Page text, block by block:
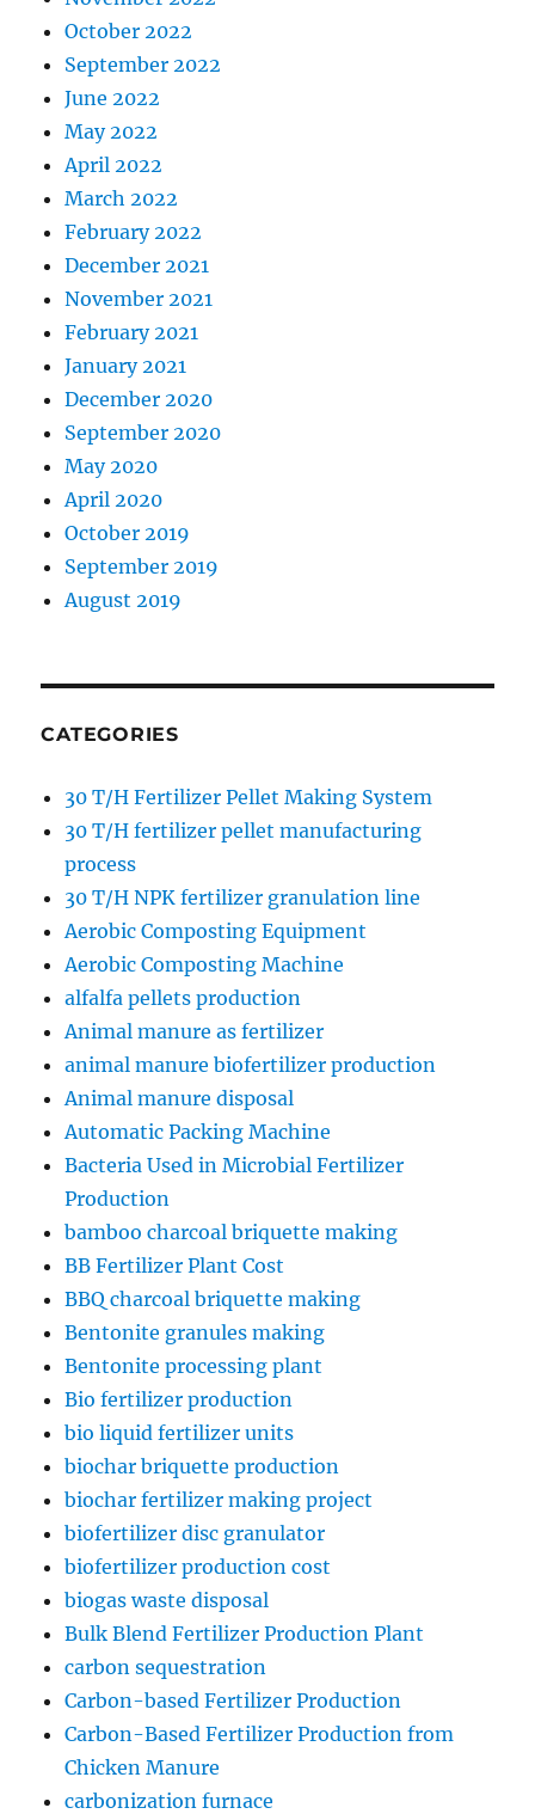
October 2022
September 2022
June 2022
May 2022
April 2022
March 2022
February 2022
December 2021
November 2021
February 2021
January 2021
December 2020
September 2020
May 2020
April 2020
October 2019
September 2019
August 2019
CATEGORIES
30 T/H Fertilizer Pellet Making System
30 T/H fertilizer pellet manufacturing
process
30 T/H NPK fertilizer granulation line
Aerobic Composting Equipment
Aerobic Composting Machine
alfalfa pellets production
Animal manure as fertilizer
animal manure biofertilizer production
Animal manure disposal
Automatic Packing Machine
Bacteria Used in Microbial Fertilizer
Production
bamboo charcoal briquette making
BB Fertilizer Plant Cost
BBQ charcoal briquette making
Bentonite granules making
Bentonite processing plant
Bio fertilizer production
bio liquid fertilizer units
biochar briquette production
biochar fertilizer making project
biofertilizer disc granulator
biofertilizer production cost
biogas waste disposal
Bulk Blend Fertilizer Production Plant
carbon sequestration
Carbon-based Fertilizer Production
Carbon-Based Fertilizer Production from
Chicken Manure
carbonization furnace